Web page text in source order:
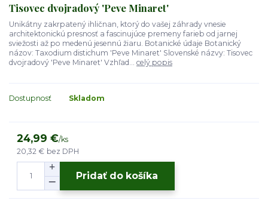
Tisovec dvojradový 'Peve Minaret'
Unikátny zakrpatený ihličnan, ktorý do vašej záhrady vnesie
architektonickú presnosť a fascinujúce premeny farieb od jarnej
sviežosti až po medenú jesennú žiaru. Botanické údaje Botanický
názov: Taxodium distichum 'Peve Minaret' Slovenské názvy: Tisovec
dvojradový 'Peve Minaret' Vzhľad... celý popis
Dostupnosť Skladom
24,99 €/ks
20,32 € bez DPH
Pridať do košíka